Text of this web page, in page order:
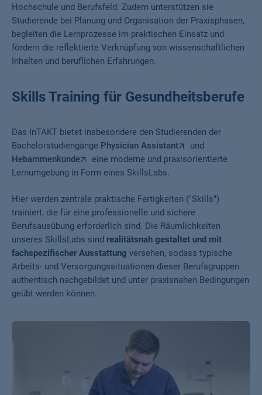
Hochschule und Berufsfeld. Zudem unterstützen sie
Studierende bei Planung und Organisation der Praxisphasen,
begleiten die Lernprozesse im praktischen Einsatz und
fördern die reflektierte Verknüpfung von wissenschaftlichen
Inhalten und beruflichen Erfahrungen.
Skills Training für Gesundheitsberufe
Das InTAKT bietet insbesondere den Studierenden der
Bachelorstudiengänge Physician Assistant
und
Hebammenkunde
eine moderne und praxisorientierte
Lernumgebung in Form eines SkillsLabs.
Hier werden zentrale praktische Fertigkeiten ("Skills")
trainiert, die für eine professionelle und sichere
Berufsausübung erforderlich sind. Die Räumlichkeiten
unseres SkillsLabs sind realitätsnah gestaltet und mit
fachspezifischer Ausstattung versehen, sodass typische
Arbeits- und Versorgungssituationen dieser Berufsgruppen
authentisch nachgebildet und unter praxisnahen Bedingungen
geübt werden können.